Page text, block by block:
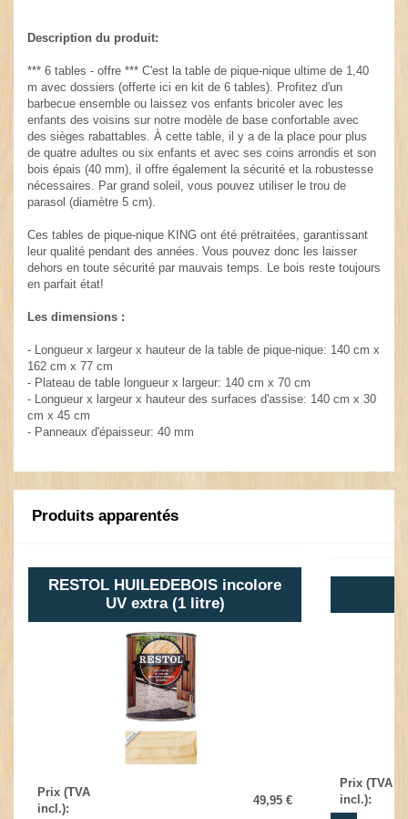
Description du produit:
*** 6 tables - offre *** C'est la table de pique-nique ultime de 1,40
m avec dossiers (offerte ici en kit de 6 tables). Profitez d'un
barbecue ensemble ou laissez vos enfants bricoler avec les
enfants des voisins sur notre modèle de base confortable avec
des sièges rabattables. À cette table, il y a de la place pour plus
de quatre adultes ou six enfants et avec ses coins arrondis et son
bois épais (40 mm), il offre également la sécurité et la robustesse
nécessaires. Par grand soleil, vous pouvez utiliser le trou de
parasol (diamètre 5 cm).
Ces tables de pique-nique KING ont été prétraitées, garantissant
leur qualité pendant des années. Vous pouvez donc les laisser
dehors en toute sécurité par mauvais temps. Le bois reste toujours
en parfait état!
Les dimensions :
- Longueur x largeur x hauteur de la table de pique-nique: 140 cm x
162 cm x 77 cm
- Plateau de table longueur x largeur: 140 cm x 70 cm
- Longueur x largeur x hauteur des surfaces d'assise: 140 cm x 30
cm x 45 cm
- Panneaux d'épaisseur: 40 mm
Produits apparentés
RESTOL HUILEDEBOIS incolore
UV extra (1 litre)
Prix (TVA
incl.):
49,95 €
Prix (TVA
incl.):